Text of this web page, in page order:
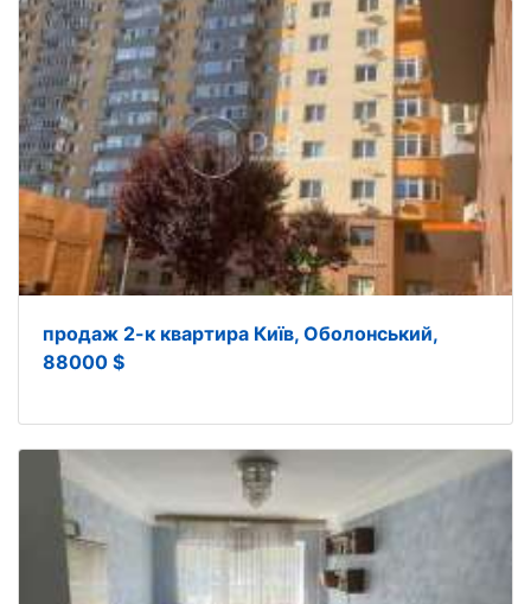
продаж 2-к квартира Київ, Оболонський,
88000 $